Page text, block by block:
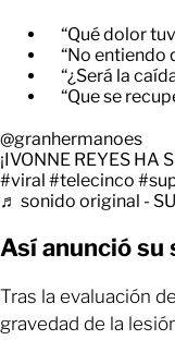
“Qué dolor
“No entiendo
“¿Será la
“Que se
@granhermanoes
¡IVONNE REYES HA
#viral #telecinco
♬ sonido original -
Así anunció
Tras la evaluación
gravedad de la